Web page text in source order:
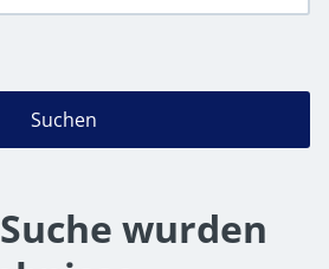
Suchen
wurden